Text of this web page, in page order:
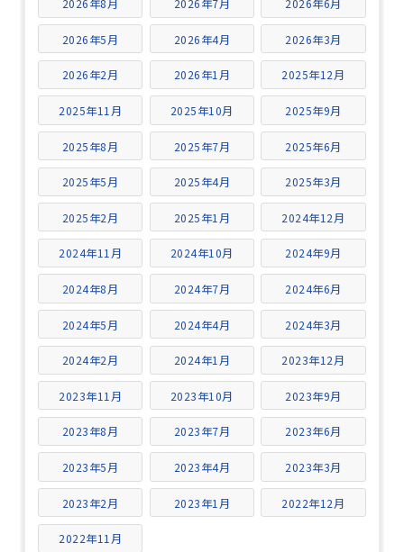
2026年8月 2026年7月 2026年6月
2026年5月 2026年4月 2026年3月
2026年2月 2026年1月 2025年12月
2025年11月 2025年10月 2025年9月
2025年8月 2025年7月 2025年6月
2025年5月 2025年4月 2025年3月
2025年2月 2025年1月 2024年12月
2024年11月 2024年10月 2024年9月
2024年8月 2024年7月 2024年6月
2024年5月 2024年4月 2024年3月
2024年2月 2024年1月 2023年12月
2023年11月 2023年10月 2023年9月
2023年8月 2023年7月 2023年6月
2023年5月 2023年4月 2023年3月
2023年2月 2023年1月 2022年12月
2022年11月